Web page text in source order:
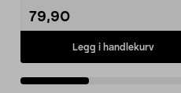
79,90
Legg i handlekurv